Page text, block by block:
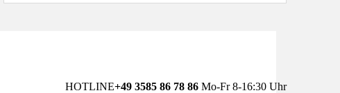
HOTLINE+49 3585 86 78 86 Mo-Fr 8-16:30 Uhr